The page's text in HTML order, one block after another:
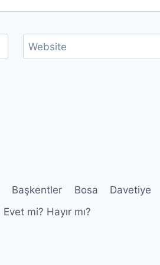
Website
Başkentler Bosa
Davetiye
Evet mi? Hayır mı?